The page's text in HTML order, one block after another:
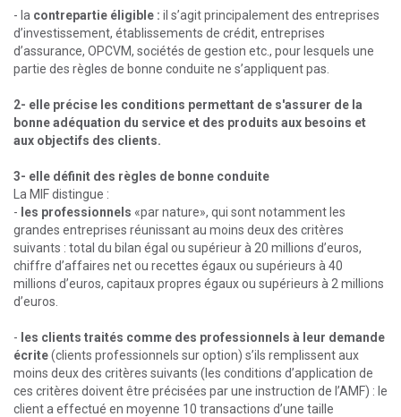
- la contrepartie éligible : il s’agit principalement des entreprises
d’investissement, établissements de crédit, entreprises
d’assurance, OPCVM, sociétés de gestion etc., pour lesquels une
partie des règles de bonne conduite ne s’appliquent pas.
2- elle précise les conditions permettant de s'assurer de la
bonne adéquation du service et des produits aux besoins et
aux objectifs des clients.
3- elle définit des règles de bonne conduite
La MIF distingue :
- les professionnels «par nature», qui sont notamment les
grandes entreprises réunissant au moins deux des critères
suivants : total du bilan égal ou supérieur à 20 millions d’euros,
chiffre d’affaires net ou recettes égaux ou supérieurs à 40
millions d’euros, capitaux propres égaux ou supérieurs à 2 millions
d’euros.
- les clients traités comme des professionnels à leur demande
écrite(clients professionnels sur option) s’ils remplissent aux
moins deux des critères suivants (les conditions d’application de
ces critères doivent être précisées par une instruction de l’AMF) : le
client a effectué en moyenne 10 transactions d’une taille